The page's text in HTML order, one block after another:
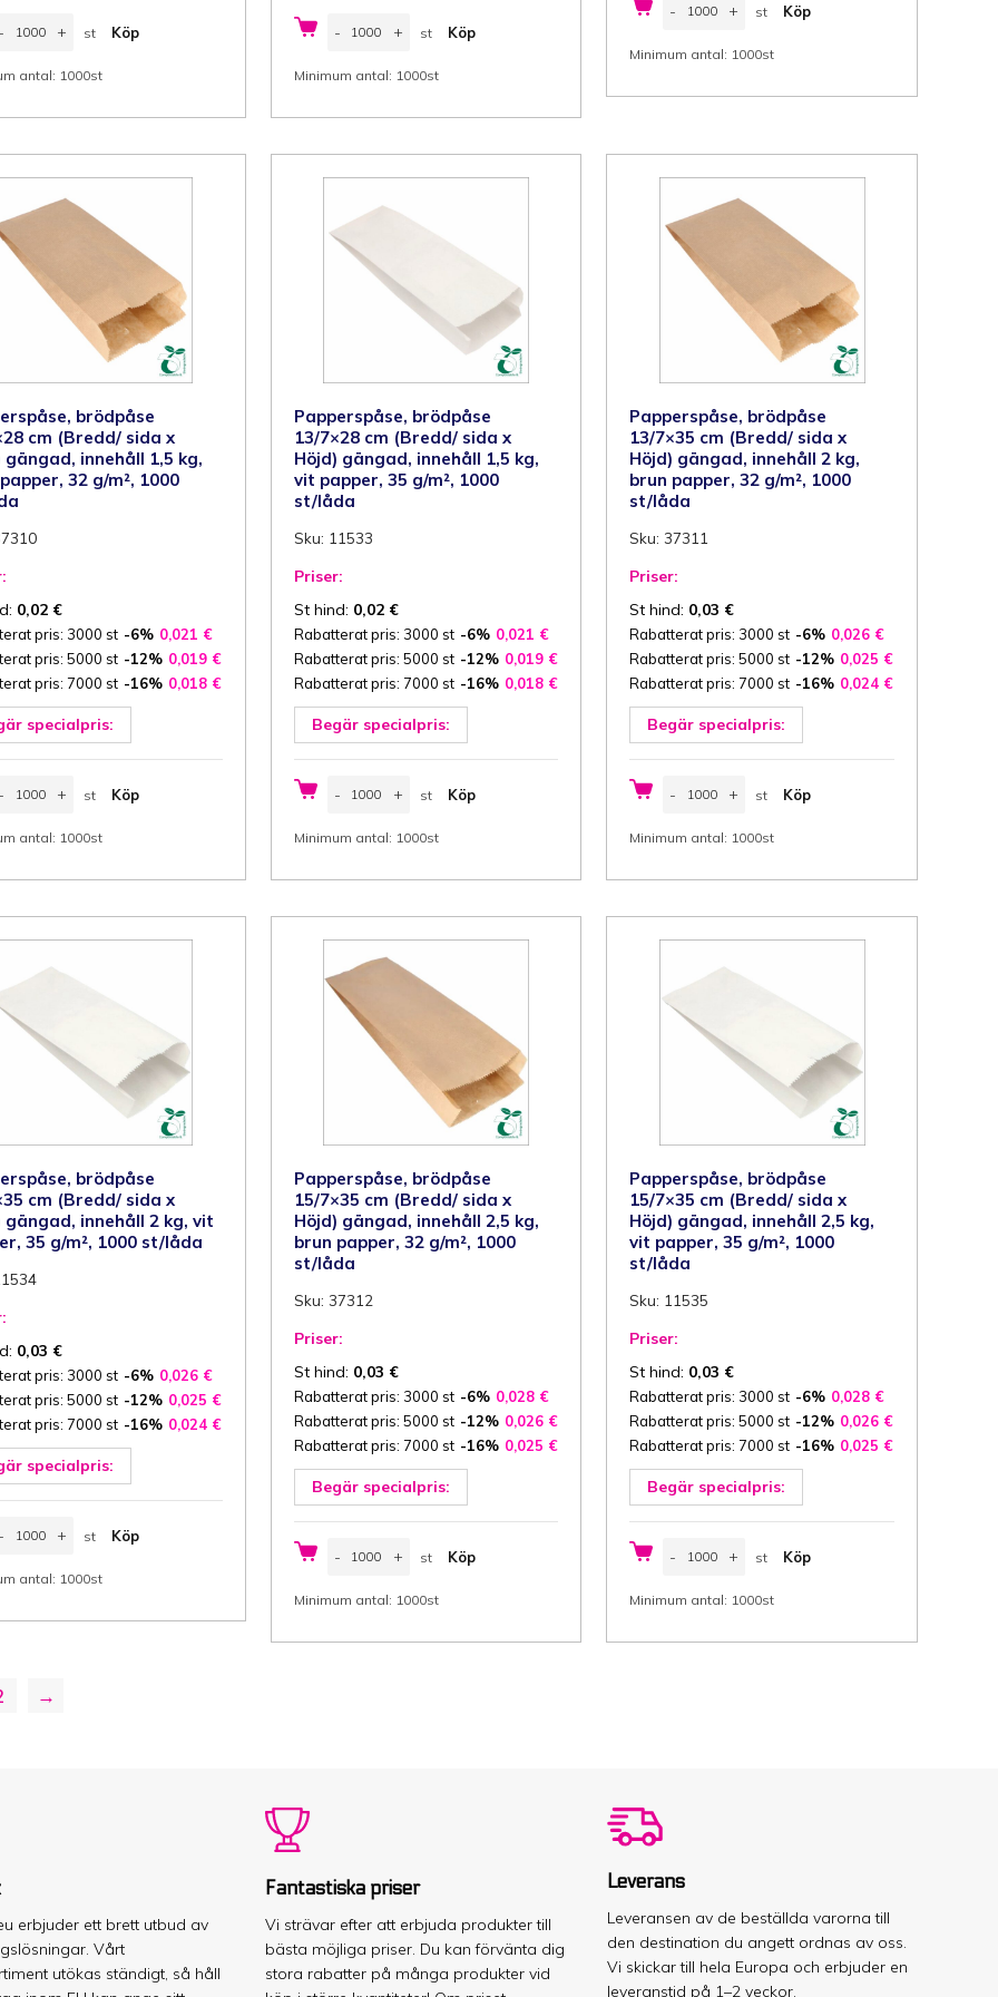
-
m²,
+ st Köp
antal: 1000st
-
brödpåse
(Bredd/
x
1
papper,
32
g/m²,
+ st Köp
Minimum antal: 1000st
-
brödpåse
(Bredd/
x
1
35
g/m²,
1000
st/låda
+ st Köp
Minimum antal: 1000st
brödpåse
cm (Bredd/ sida x
gängad, innehåll 1,5 kg,
32 g/m², 1000
0,02 €
pris: 3000 st -6% 0,021 €
pris: 5000 st -12% 0,019 €
pris: 7000 st -16% 0,018 €
specialpris:
-
m²,
+ st Köp
antal: 1000st
Papperspåse, brödpåse
13/7×28 cm (Bredd/ sida x
Höjd) gängad, innehåll 1,5 kg,
vit papper, 35 g/m², 1000
st/låda
Sku: 11533
Priser:
St hind: 0,02 €
Rabatterat pris: 3000 st -6% 0,021 €
Rabatterat pris: 5000 st -12% 0,019 €
Rabatterat pris: 7000 st -16% 0,018 €
Begär specialpris:
-
brödpåse
(Bredd/
x
1,5
vit
papper,
35
g/m²,
+ st Köp
Minimum antal: 1000st
Papperspåse, brödpåse
13/7×35 cm (Bredd/ sida x
Höjd) gängad, innehåll 2 kg,
brun papper, 32 g/m², 1000
st/låda
Sku: 37311
Priser:
St hind: 0,03 €
Rabatterat pris: 3000 st -6% 0,026 €
Rabatterat pris: 5000 st -12% 0,025 €
Rabatterat pris: 7000 st -16% 0,024 €
Begär specialpris:
-
brödpåse
(Bredd/
x
2
papper,
32
g/m²,
+ st Köp
Minimum antal: 1000st
brödpåse
cm (Bredd/ sida x
gängad, innehåll 2 kg, vit
35 g/m², 1000 st/låda
0,03 €
pris: 3000 st -6% 0,026 €
pris: 5000 st -12% 0,025 €
pris: 7000 st -16% 0,024 €
specialpris:
- + st Köp
antal: 1000st
Papperspåse, brödpåse
15/7×35 cm (Bredd/ sida x
Höjd) gängad, innehåll 2,5 kg,
brun papper, 32 g/m², 1000
st/låda
Sku: 37312
Priser:
St hind: 0,03 €
Rabatterat pris: 3000 st -6% 0,028 €
Rabatterat pris: 5000 st -12% 0,026 €
Rabatterat pris: 7000 st -16% 0,025 €
Begär specialpris:
-
brödpåse
(Bredd/
x
+ st Köp
Minimum antal: 1000st
Papperspåse, brödpåse
15/7×35 cm (Bredd/ sida x
Höjd) gängad, innehåll 2,5 kg,
vit papper, 35 g/m², 1000
st/låda
Sku: 11535
Priser:
St hind: 0,03 €
Rabatterat pris: 3000 st -6% 0,028 €
Rabatterat pris: 5000 st -12% 0,026 €
Rabatterat pris: 7000 st -16% 0,025 €
Begär specialpris:
-
brödpåse
(Bredd/
x
mängd
+ st Köp
Minimum antal: 1000st
→
erbjuder ett brett utbud av
Vårt
utökas ständigt, så håll
Fantastiska priser
Vi strävar efter att erbjuda produkter till
bästa möjliga priser. Du kan förvänta dig
stora rabatter på många produkter vid
Leverans
Leveransen av de beställda varorna till
den destination du angett ordnas av oss.
Vi skickar till hela Europa och erbjuder en
leveranstid på 1–2 veckor.